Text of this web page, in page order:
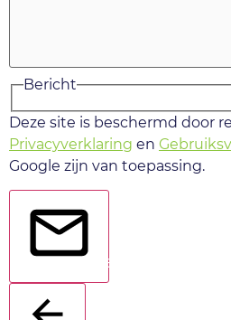
Bericht
Deze site is beschermd door
Privacyverklaring en
Google zijn van toepassing.
Verstuur